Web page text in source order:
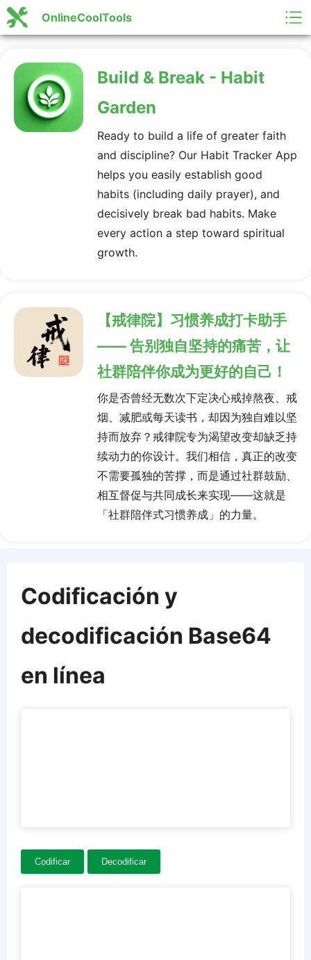
OnlineCoolTools
Build & Break - Habit
Garden
Ready to build a life of greater faith
and discipline? Our Habit Tracker App
helps you easily establish good
habits (including daily prayer), and
decisively break bad habits. Make
every action a step toward spiritual
growth.
【戒律院】习惯养成打卡助手
—— 告别独自坚持的痛苦，让
社群陪伴你成为更好的自己！
你是否曾经无数次下定决心戒掉熬夜、戒
烟、减肥或每天读书，却因为独自难以坚
持而放弃？戒律院专为渴望改变却缺乏持
续动力的你设计。我们相信，真正的改变
不需要孤独的苦撑，而是通过社群鼓励、
相互督促与共同成长来实现——这就是
「社群陪伴式习惯养成」的力量。
Codificación y
decodificación Base64
en línea
Codificar Decodificar